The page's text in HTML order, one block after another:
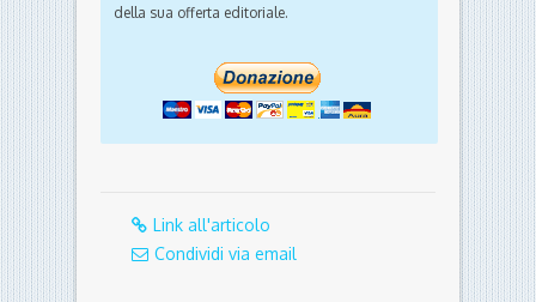
della sua offerta editoriale.
Link all'articolo
Condividi via email